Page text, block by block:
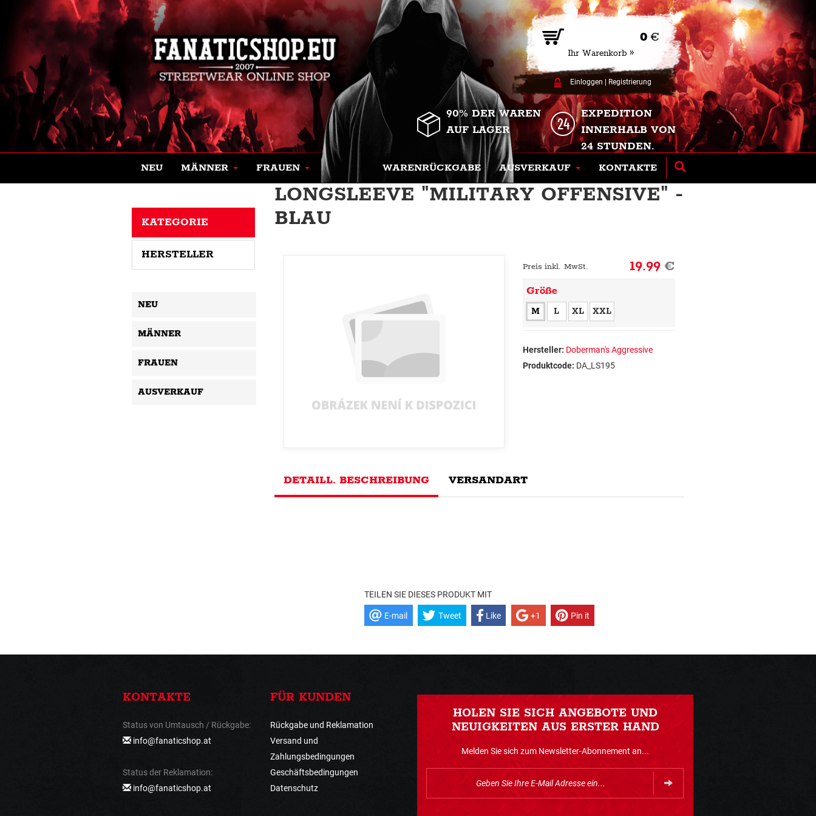
0 €
Ihr Warenkorb »
Einloggen Registrierung
90% DER WAREN
AUF LAGER
EXPEDITION
INNERHALB VON
24 STUNDEN.
NEU MÄNNER FRAUEN WARENRÜCKGABE AUSVERKAUF KONTAKTE
LONGSLEEVE "MILITARY OFFENSIVE" -
BLAU
Preis inkl. MwSt. 19.99€
Größe
M L XL XXL
Hersteller: Doberman's Aggressive
Produktcode: DA_LS195
DETAILL. BESCHREIBUNG VERSANDART
TEILEN SIE DIESES PRODUKT MIT
E-mail Tweet Like +1 Pin it
KATEGORIE
HERSTELLER
NEU
MÄNNER
FRAUEN
AUSVERKAUF
KONTAKTE
Status von Umtausch / Rückgabe:
info@fanaticshop.at
Status der Reklamation:
info@fanaticshop.at
FÜR KUNDEN
Rückgabe und Reklamation
Versand und
Zahlungsbedingungen
Geschäftsbedingungen
Datenschutz
HOLEN SIE SICH ANGEBOTE UND
NEUIGKEITEN AUS ERSTER HAND
Melden Sie sich zum Newsletter-Abonnement an...